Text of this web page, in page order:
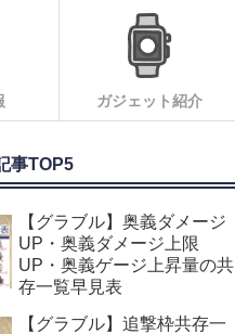
ガジェット紹介
事TOP5
【グラブル】奥義ダメージ
UP・奥義ダメージ上限
UP・奥義ゲージ上昇量の共
存一覧早見表
【グラブル】追撃枠共存一